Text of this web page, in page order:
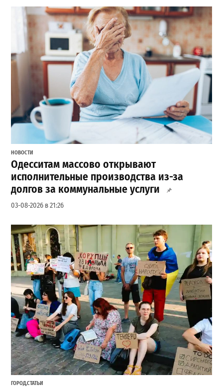
НОВОСТИ
Одесситам массово открывают
исполнительные производства из-за
долгов за коммунальные услуги
03-08-2026 в 21:26
ГОРОД,СТАТЬИ